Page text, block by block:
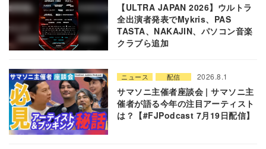
【ULTRA JAPAN 2026】ウルトラ
全出演者発表でMykris、PAS
TASTA、NAKAJIN、パソコン音楽
クラブら追加
ニュース 配信 2026.8.1
サマソニ主催者座談会 | サマソニ主
催者が語る今年の注目アーティスト
は？【#FJPodcast 7月19日配信】